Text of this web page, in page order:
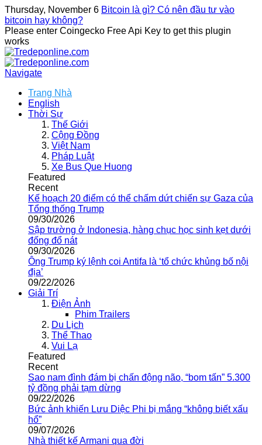
Thursday, November 6 Bitcoin là gì? Có nên đầu tư vào
bitcoin hay không?
Please enter Coingecko Free Api Key to get this plugin
works
Navigate
Trang Nhà
English
Thời Sự
Thế Giới
Cộng Đồng
Việt Nam
Pháp Luật
Xe Bus Que Huong
Featured
Recent
Kế hoạch 20 điểm có thể chấm dứt chiến sự Gaza của
Tổng thống Trump
09/30/2026
Sập trường ở Indonesia, hàng chục học sinh kẹt dưới
đống đổ nát
09/30/2026
Ông Trump ký lệnh coi Antifa là ‘tổ chức khủng bố nội
địa’
09/22/2026
Giải Trí
Điện Ảnh
Phim Trailers
Du Lịch
Thể Thao
Vui Lạ
Featured
Recent
Sao nam đình đám bị chấn động não, “bom tấn” 5.300
tỷ đồng phải tạm dừng
09/22/2026
Bức ảnh khiến Lưu Diệc Phi bị mắng “không biết xấu
hổ”
09/07/2026
Nhà thiết kế Armani qua đời